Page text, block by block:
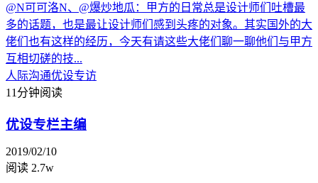
@N可可洛N、@爆炒地瓜：甲方的日常总是设计师们吐槽最
多的话题，也是最让设计师们感到头疼的对象。其实国外的大
佬们也有这样的经历，今天有请这些大佬们聊一聊他们与甲方
互相切磋的技...
人际沟通优设专访
11分钟阅读
优设专栏主编
2019/02/10
阅读 2.7w